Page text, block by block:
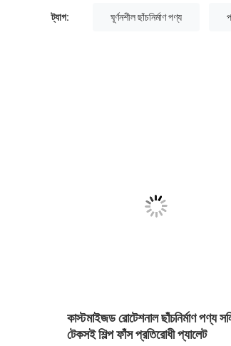
ট্যাগ: ঘূর্ণনশীল ছাঁচনির্মাণ পণ্য
কাস্টমাইজড রোটেশনাল ছাঁচনির্মাণ পণ্য
টেকসই শিল্প ফাঁস প্রতিরোধী প্যালেট